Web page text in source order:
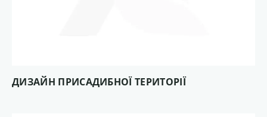
ДИЗАЙН ПРИСАДИБНОЇ ТЕРИТОРІЇ